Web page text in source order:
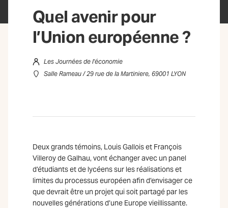
Quel avenir pour
l’Union européenne ?
Les Journées de l'économie
Salle Rameau / 29 rue de la Martiniere, 69001 LYON
Deux grands témoins, Louis Gallois et François
Villeroy de Galhau, vont échanger avec un panel
d’étudiants et de lycéens sur les réalisations et
limites du processus européen afin d’envisager ce
que devrait être un projet qui soit partagé par les
nouvelles générations d’une Europe vieillissante.